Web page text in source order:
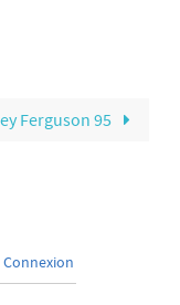
Ferguson 95
Connexion